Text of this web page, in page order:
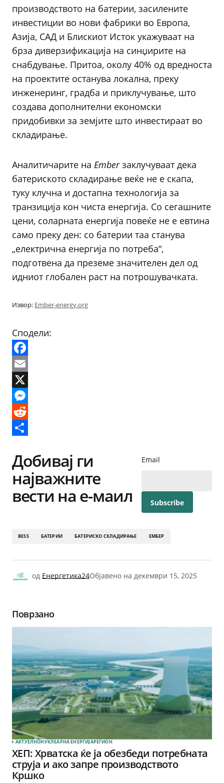
производството на батерии, засилените
инвестиции во нови фабрики во Европа,
Азија, САД и Блискиот Исток укажуваат на
брза диверзификација на синџирите на
снабдување. Притоа, околу 40% од вредноста
на проектите останува локална, преку
инженеринг, градба и приклучување, што
создава дополнителни економски
придобивки за земјите што инвестираат во
складирање.
Аналитичарите на Emberзаклучуваат дека
батериското складирање веќе не е скапа,
туку клучна и достапна технологија за
транзиција кон чиста енергија. Со сегашните
цени, соларната енергија повеќе не е евтина
само преку ден: со батерии таа станува
„електрична енергија по потреба“,
подготвена да преземе значителен дел од
идниот глобален раст на потрошувачката.
Извор: Ember-energy.org
Сподели:
Facebook
Email
X
Messenger
Reddit
Добивај ги
најважните
вести на е-маил
Email
BESS БАТЕРИИ БАТЕРИСКО СКЛАДИРАЊЕ ЕМБЕР
од Енергетика24Објавено на декември 15, 2025
Поврзано
АКТУЕЛНОНУКЛЕАРНА ЕНЕРГИЈАРЕГИОН
ХЕП: Хрватска ќе ја обезбеди потребната
струја и ако запре производството
Кршко